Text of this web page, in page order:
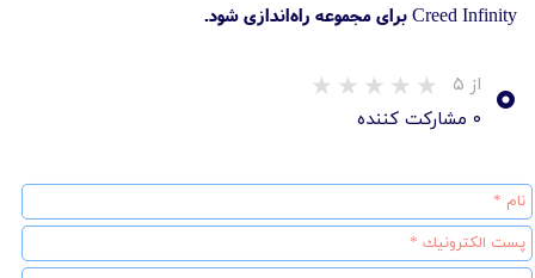
Creed Infinity برای مجموعه راه‌اندازی شود.
۰ از ۵
۰ مشارکت کننده